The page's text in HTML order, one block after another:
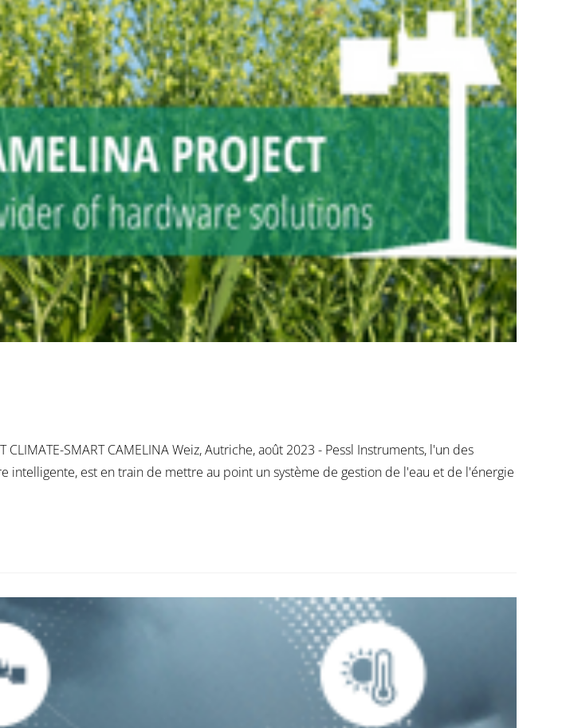
SMART CAMELINA Weiz, Autriche, août 2023 - Pessl Instruments, l'un des
est en train de mettre au point un système de gestion de l'eau et de l'énergie